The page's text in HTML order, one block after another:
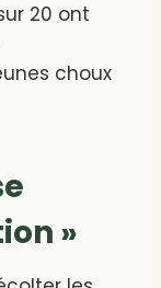
20 ont
choux
»